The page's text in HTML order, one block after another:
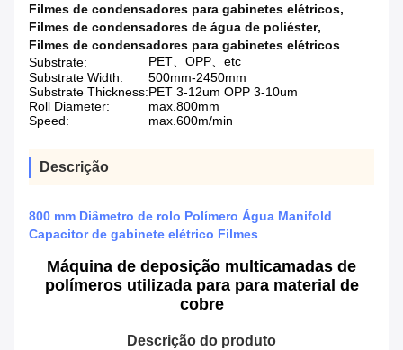
Filmes de condensadores para gabinetes elétricos,
Filmes de condensadores de água de poliéster,
Filmes de condensadores para gabinetes elétricos
Substrate:
PET、OPP、etc
Substrate Width:
500mm-2450mm
Substrate Thickness:PET 3-12um OPP 3-10um
Roll Diameter:
max.800mm
Speed:
max.600m/min
Descrição
800 mm Diâmetro de rolo Polímero Água Manifold
Capacitor de gabinete elétrico Filmes
Máquina de deposição multicamadas de
polímeros utilizada para para material de
cobre
Descrição do produto